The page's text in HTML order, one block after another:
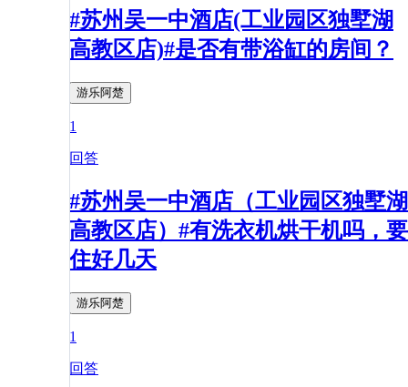
#苏州吴一中酒店(工业园区独墅湖
高教区店)#是否有带浴缸的房间？
游乐阿楚
1
回答
#苏州吴一中酒店（工业园区独墅湖
高教区店）#有洗衣机烘干机吗，要
住好几天
游乐阿楚
1
回答